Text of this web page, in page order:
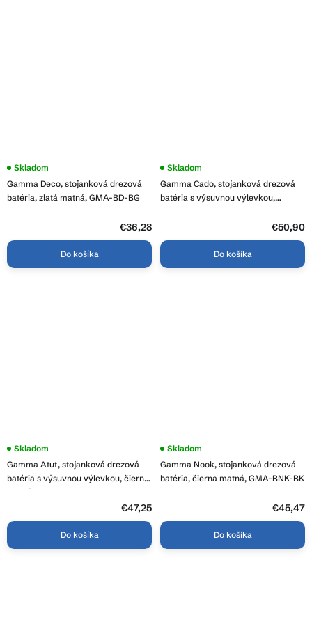
Gamma Deco, stojanková drezová
batéria, zlatá matná, GMA-BD-BG
Skladom
€36,28
Do košíka
Gamma Cado, stojanková drezová
batéria s výsuvnou výlevkou,
chrómová, GMA-BCO-CH
Skladom
€50,90
Do košíka
Gamma Atut, stojanková drezová
batéria s výsuvnou výlevkou, čierna
matná, GAM-BAT-BK
Priemerné
produktu
je
Skladom
€47,25
Do košíka
Gamma Nook, stojanková drezová
batéria, čierna matná, GMA-BNK-BK
Priemerné
produktu
je
Skladom
€45,47
Do košíka